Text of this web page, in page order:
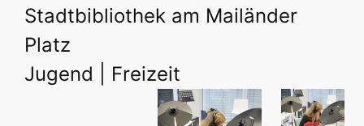
Stadtbibliothek am Mailänder
Platz
Jugend | Freizeit